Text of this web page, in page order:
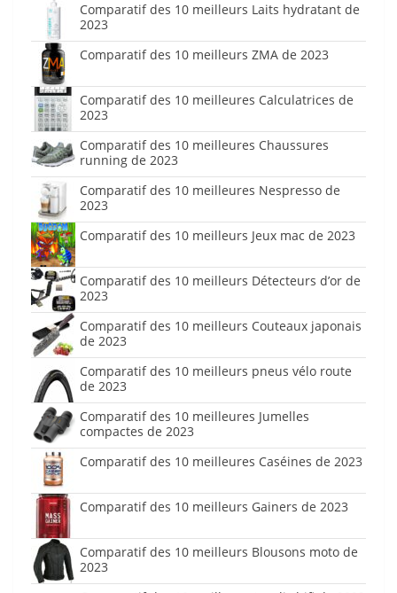
Comparatif des 10 meilleurs Laits hydratant de
2023
Comparatif des 10 meilleurs ZMA de 2023
Comparatif des 10 meilleures Calculatrices de
2023
Comparatif des 10 meilleures Chaussures
running de 2023
Comparatif des 10 meilleures Nespresso de
2023
Comparatif des 10 meilleurs Jeux mac de 2023
Comparatif des 10 meilleurs Détecteurs d’or de
2023
Comparatif des 10 meilleurs Couteaux japonais
de 2023
Comparatif des 10 meilleurs pneus vélo route
de 2023
Comparatif des 10 meilleures Jumelles
compactes de 2023
Comparatif des 10 meilleures Caséines de 2023
Comparatif des 10 meilleurs Gainers de 2023
Comparatif des 10 meilleurs Blousons moto de
2023